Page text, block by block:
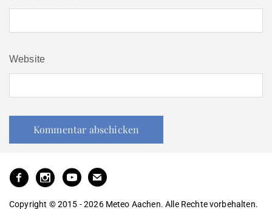
Website
Copyright © 2015 - 2026 Meteo Aachen. Alle Rechte vorbehalten.